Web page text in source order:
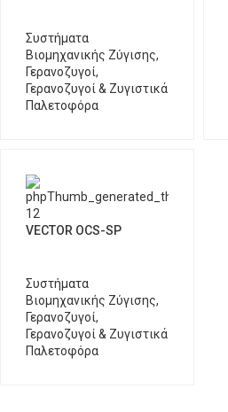
Συστήματα
Βιομηχανικής Ζύγισης,
Γερανοζυγοί,
Γερανοζυγοί & Ζυγιστικά
Παλετοφόρα
VECTOR OCS-SP
Συστήματα
Βιομηχανικής Ζύγισης,
Γερανοζυγοί,
Γερανοζυγοί & Ζυγιστικά
Παλετοφόρα